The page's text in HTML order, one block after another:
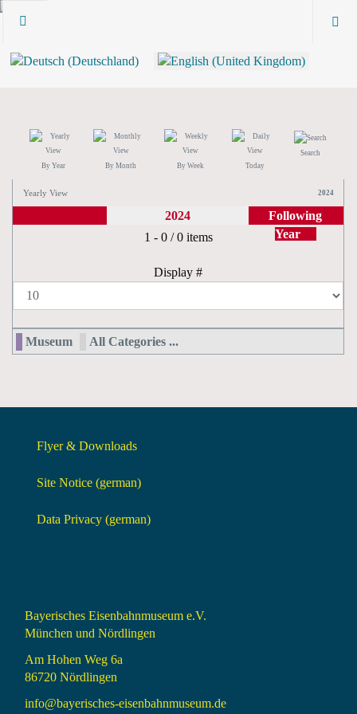
By Year By Month By Week Today
Search
Yearly View 2024
2024
Following
Year
Pagination List Limit
1 - 0 / 0 items
Display #
Museum All Categories ...
Flyer & Downloads
Site Notice (german)
Data Privacy (german)
Bayerisches Eisenbahnmuseum e.V.
München und Nördlingen
Am Hohen Weg 6a
86720 Nördlingen
info@bayerisches-eisenbahnmuseum.de